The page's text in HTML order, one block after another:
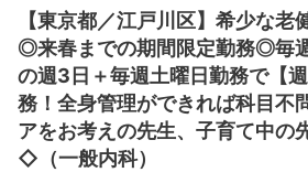
【東京都／江戸川区】希少な老
◎来春までの期間限定勤務◎毎
の週3日＋毎週土曜日勤務で【
務！全身管理ができれば科目不
アをお考えの先生、子育て中の
◇（一般内科）